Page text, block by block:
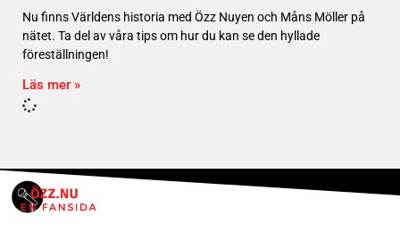
Nu finns Världens historia med Özz Nuyen och Måns Möller på
nätet. Ta del av våra tips om hur du kan se den hyllade
föreställningen!
Läs mer »